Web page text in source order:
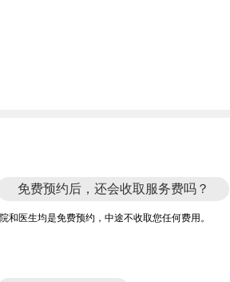
免费预约后，还会收取服务费吗？
和医生均是免费预约，中途不收取您任何费用。